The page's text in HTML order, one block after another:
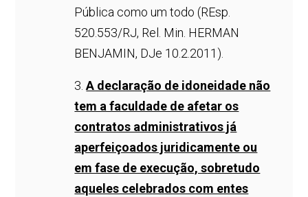
Pública como um todo (REsp.
520.553/RJ, Rel. Min. HERMAN
BENJAMIN, DJe 10.2.2011).
3. A declaração de idoneidade não
tem a faculdade de afetar os
contratos administrativos já
aperfeiçoados juridicamente ou
em fase de execução, sobretudo
aqueles celebrados com entes